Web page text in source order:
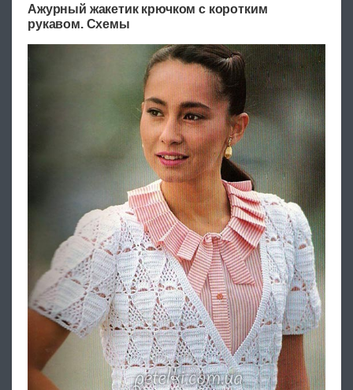
Ажурный жакетик крючком с коротким
рукавом. Схемы